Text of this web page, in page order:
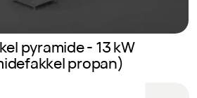
pyramide - 13 kW
propan)